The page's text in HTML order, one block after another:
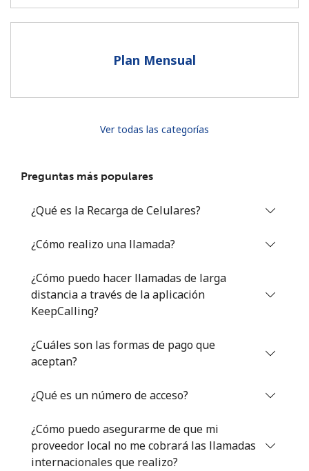
Al abrir una cuenta en este sitio web, estoy de acuerdo con
¿Olvidaste tu contraseña? →
Iniciar Sesión
Plan Mensual
Ver todas las categorías
Preguntas más populares
¿Qué es la Recarga de Celulares?
¿Cómo realizo una llamada?
¿Cómo puedo hacer llamadas de larga
distancia a través de la aplicación
KeepCalling?
¿Cuáles son las formas de pago que
aceptan?
¿Qué es un número de acceso?
¿Cómo puedo asegurarme de que mi
proveedor local no me cobrará las llamadas
internacionales que realizo?